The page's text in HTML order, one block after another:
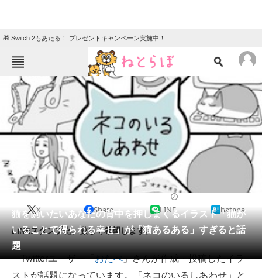
🎁 Switch 2もあたる！ プレゼントキャンペーン実施中！
ねとらぼメニュー
TOP ニュース
エンタメ クイズ
地域
住まい 教育・育児
動物 リサーチ
会員記事
メディア
注目記事を集めた総合ページ
猫を飼いたいあなたの背中を押しまくるイラスト「猫が
いることで得られる幸せ」が「猫あるある」すぎると話
題
X Share LINE hatena
LINEスタンプ化、激しく希望します。
Twitterユーザー「おたべ」さんが作成・投稿したイラ
ストが話題になっています。「ネコのいるしあわせ」と